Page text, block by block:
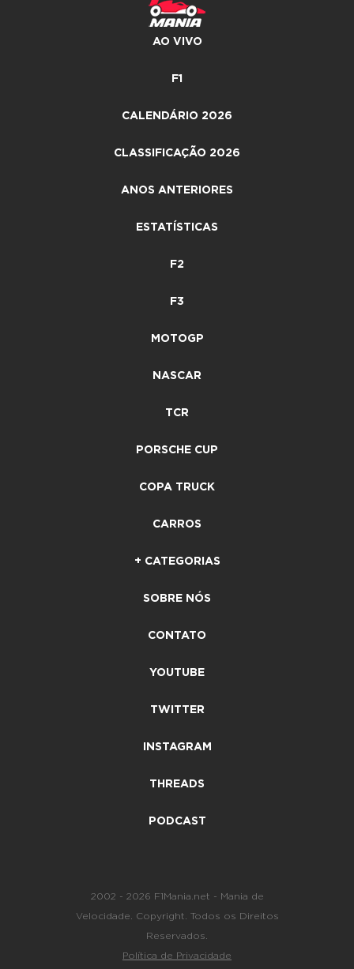
AO VIVO
F1
CALENDÁRIO 2026
CLASSIFICAÇÃO 2026
ANOS ANTERIORES
ESTATÍSTICAS
F2
F3
MOTOGP
NASCAR
TCR
PORSCHE CUP
COPA TRUCK
CARROS
+ CATEGORIAS
SOBRE NÓS
CONTATO
YOUTUBE
TWITTER
INSTAGRAM
THREADS
PODCAST
2002 - 2026 F1Mania.net - Mania de
Velocidade. Copyright. Todos os Direitos
Reservados.
Política de Privacidade